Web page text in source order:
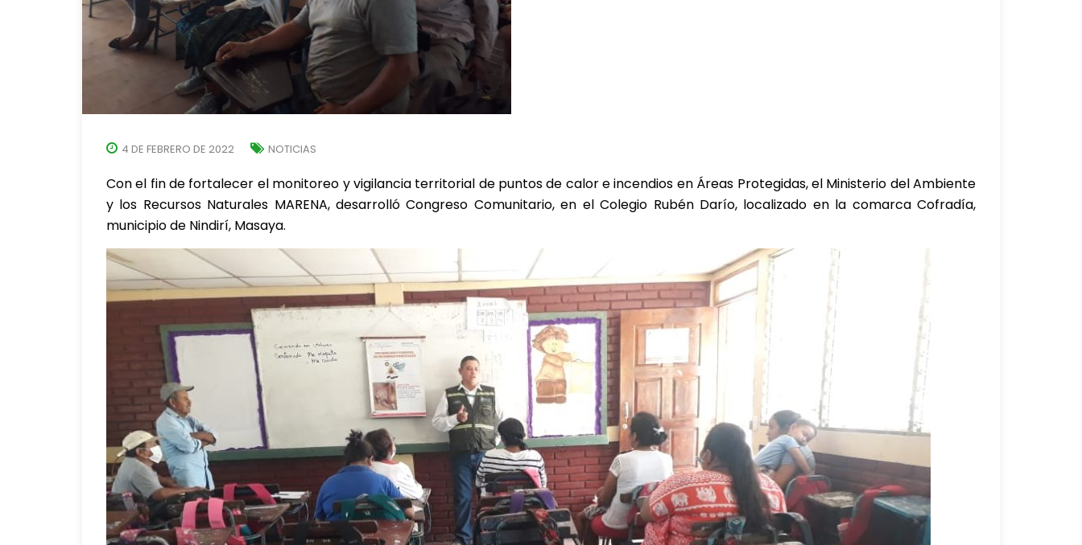
4 DE FEBRERO DE 2022 NOTICIAS
Con el fin de fortalecer el monitoreo y vigilancia territorial de puntos de calor e incendios en Áreas Protegidas, el Ministerio del Ambiente
y los Recursos Naturales MARENA, desarrolló Congreso Comunitario, en el Colegio Rubén Darío, localizado en la comarca Cofradía,
municipio de Nindirí, Masaya.